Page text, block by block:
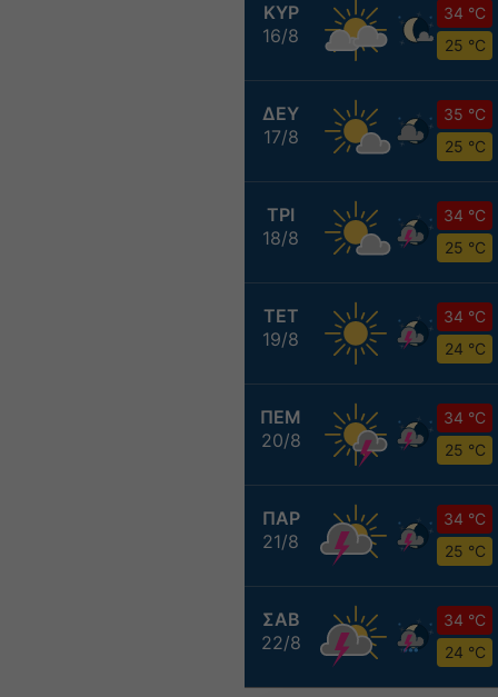
ΚΥΡ
16/8
34 °C
25 °C
ΔΕΥ
17/8
35 °C
25 °C
ΤΡΙ
18/8
34 °C
25 °C
ΤΕΤ
19/8
34 °C
24 °C
ΠΕΜ
20/8
34 °C
25 °C
ΠΑΡ
21/8
34 °C
25 °C
ΣΑΒ
22/8
34 °C
24 °C